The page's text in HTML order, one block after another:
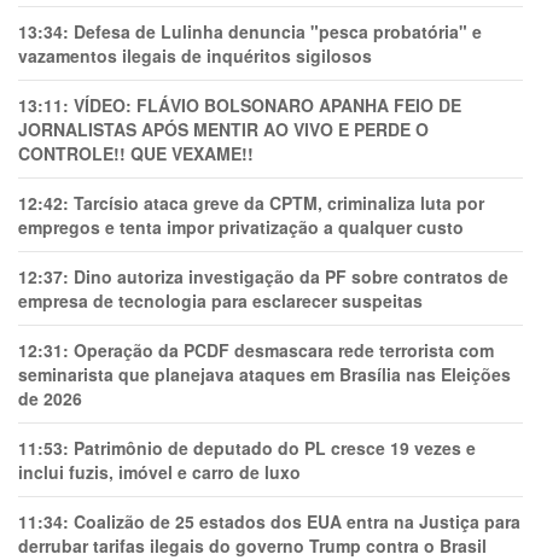
13:34: Defesa de Lulinha denuncia "pesca probatória" e
vazamentos ilegais de inquéritos sigilosos
13:11: VÍDEO: FLÁVIO BOLSONARO APANHA FEIO DE
JORNALISTAS APÓS MENTIR AO VIVO E PERDE O
CONTROLE!! QUE VEXAME!!
12:42: Tarcísio ataca greve da CPTM, criminaliza luta por
empregos e tenta impor privatização a qualquer custo
12:37: Dino autoriza investigação da PF sobre contratos de
empresa de tecnologia para esclarecer suspeitas
12:31: Operação da PCDF desmascara rede terrorista com
seminarista que planejava ataques em Brasília nas Eleições
de 2026
11:53: Patrimônio de deputado do PL cresce 19 vezes e
inclui fuzis, imóvel e carro de luxo
11:34: Coalizão de 25 estados dos EUA entra na Justiça para
derrubar tarifas ilegais do governo Trump contra o Brasil